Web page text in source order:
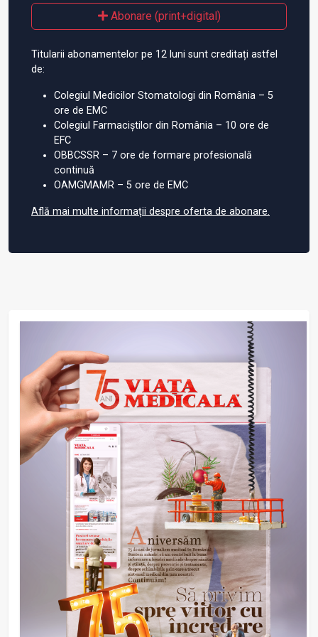
Abonare (print+digital)
Titularii abonamentelor pe 12 luni sunt creditați astfel
de:
Colegiul Medicilor Stomatologi din România – 5
ore de EMC
Colegiul Farmaciștilor din România – 10 ore de
EFC
OBBCSSR – 7 ore de formare profesională
continuă
OAMGMAMR – 5 ore de EMC
Află mai multe informații despre oferta de abonare.